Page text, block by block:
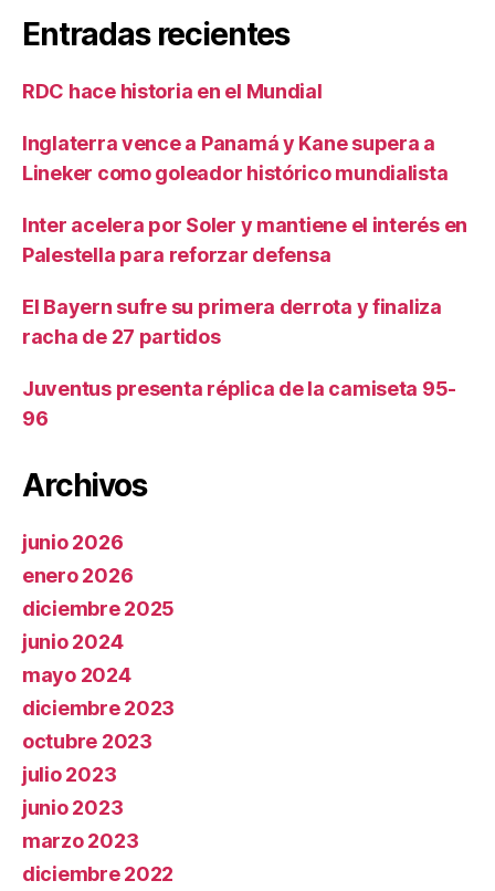
Entradas recientes
RDC hace historia en el Mundial
Inglaterra vence a Panamá y Kane supera a
Lineker como goleador histórico mundialista
Inter acelera por Soler y mantiene el interés en
Palestella para reforzar defensa
El Bayern sufre su primera derrota y finaliza
racha de 27 partidos
Juventus presenta réplica de la camiseta 95-
96
Archivos
junio 2026
enero 2026
diciembre 2025
junio 2024
mayo 2024
diciembre 2023
octubre 2023
julio 2023
junio 2023
marzo 2023
diciembre 2022